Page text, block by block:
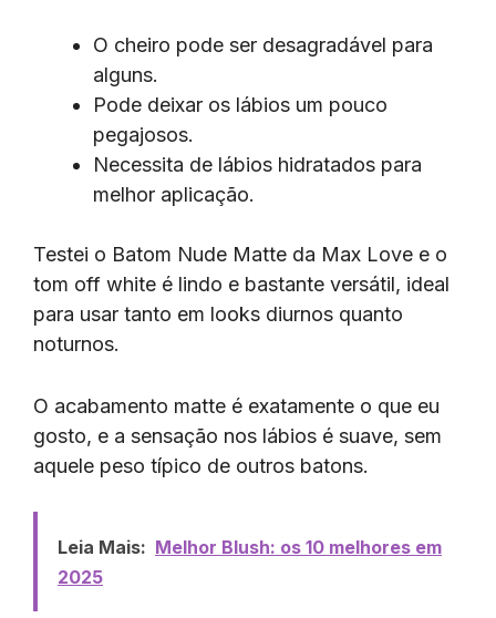
O cheiro pode ser desagradável para
alguns.
Pode deixar os lábios um pouco
pegajosos.
Necessita de lábios hidratados para
melhor aplicação.
Testei o Batom Nude Matte da Max Love e o
tom off white é lindo e bastante versátil, ideal
para usar tanto em looks diurnos quanto
noturnos.
O acabamento matte é exatamente o que eu
gosto, e a sensação nos lábios é suave, sem
aquele peso típico de outros batons.
Leia Mais: Melhor Blush: os 10 melhores em
2025